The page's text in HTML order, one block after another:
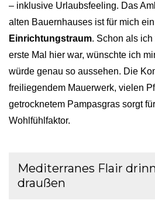
– inklusive Urlaubsfeeling. Das
alten Bauernhauses ist für mich ein
Einrichtungstraum. Schon als
erste Mal hier war, wünschte ich
würde genau so aussehen. Die
freiliegendem Mauerwerk, vielen
getrocknetem Pampasgras sorgt
Wohlfühlfaktor.
Mediterranes Flair
draußen